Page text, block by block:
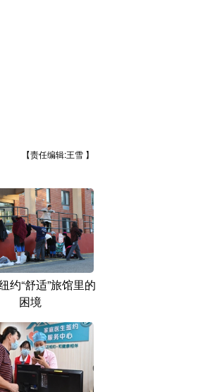
【责任编辑:王雪 】
约“舒适”旅馆里的
困境